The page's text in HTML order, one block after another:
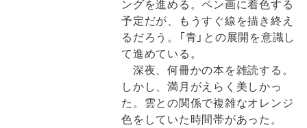
ングを進める。ペン画に着色する
予定だが、もうすぐ線を描き終え
るだろう。「青」との展開を意識し
て進めている。
深夜、何冊かの本を雑読する。
しかし、満月がえらく美しかっ
た。雲との関係で複雑なオレンジ
色をしていた時間帯があった。